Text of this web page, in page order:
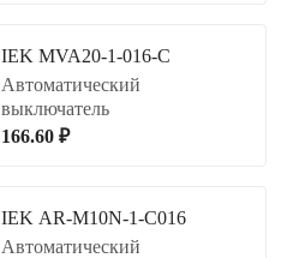
IEK MVA20-1-016-C
Автоматический
выключатель
166.60 ₽
IEK AR-M10N-1-C016
Автоматический